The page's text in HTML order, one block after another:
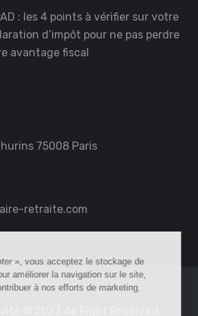
: les 4 points à vérifier sur votre
d’impôt pour ne pas perdre
avantage fiscal
75008 Paris
retraite.com